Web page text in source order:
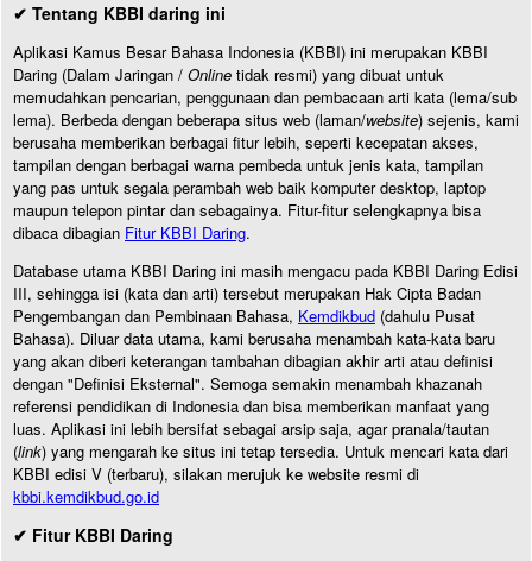
✔ Tentang KBBI daring ini
Aplikasi Kamus Besar Bahasa Indonesia (KBBI) ini merupakan KBBI
Daring (Dalam Jaringan / Online tidak resmi) yang dibuat untuk
memudahkan pencarian, penggunaan dan pembacaan arti kata (lema/sub
lema). Berbeda dengan beberapa situs web (laman/website) sejenis, kami
berusaha memberikan berbagai fitur lebih, seperti kecepatan akses,
tampilan dengan berbagai warna pembeda untuk jenis kata, tampilan
yang pas untuk segala perambah web baik komputer desktop, laptop
maupun telepon pintar dan sebagainya. Fitur-fitur selengkapnya bisa
dibaca dibagian Fitur KBBI Daring.
Database utama KBBI Daring ini masih mengacu pada KBBI Daring Edisi
III, sehingga isi (kata dan arti) tersebut merupakan Hak Cipta Badan
Pengembangan dan Pembinaan Bahasa, Kemdikbud (dahulu Pusat
Bahasa). Diluar data utama, kami berusaha menambah kata-kata baru
yang akan diberi keterangan tambahan dibagian akhir arti atau definisi
dengan "Definisi Eksternal". Semoga semakin menambah khazanah
referensi pendidikan di Indonesia dan bisa memberikan manfaat yang
luas. Aplikasi ini lebih bersifat sebagai arsip saja, agar pranala/tautan
(link) yang mengarah ke situs ini tetap tersedia. Untuk mencari kata dari
KBBI edisi V (terbaru), silakan merujuk ke website resmi di
kbbi.kemdikbud.go.id
✔ Fitur KBBI Daring